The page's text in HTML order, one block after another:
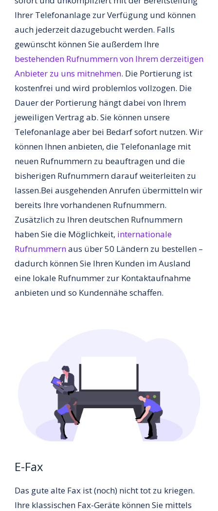
Ihrer Telefonanlage zur Verfügung und können
auch jederzeit dazugebucht werden. Falls
gewünscht können Sie außerdem Ihre
bestehenden Rufnummern von Ihrem derzeitigen
Anbieter zu uns mitnehmen. Die Portierung ist
kostenfrei und wird problemlos vollzogen. Die
Dauer der Portierung hängt dabei von Ihrem
jeweiligen Vertrag ab. Sie können unsere
Telefonanlage aber bei Bedarf sofort nutzen. Wir
können Ihnen anbieten, die Telefonanlage mit
neuen Rufnummern zu beauftragen und die
bisherigen Rufnummern darauf weiterleiten zu
lassen.Bei ausgehenden Anrufen übermitteln wir
bereits Ihre vorhandenen Rufnummern.
Zusätzlich zu Ihren deutschen Rufnummern
haben Sie die Möglichkeit, internationale
Rufnummernaus über 50 Ländern zu bestellen –
dadurch können Sie Ihren Kunden im Ausland
eine lokale Rufnummer zur Kontaktaufnahme
anbieten und so Kundennähe schaffen.
E-Fax
Das gute alte Fax ist (noch) nicht tot zu kriegen.
Ihre klassischen Fax-Geräte können Sie mittels